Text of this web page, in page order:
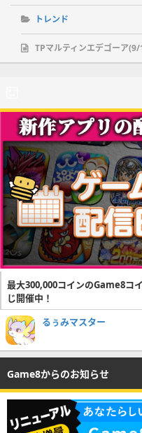
トレンド
TPマルティンエデゴーア(9/
最大300,000コインのGame8コ
じ開催中！
るぅみマスター
Game8からのお知らせ